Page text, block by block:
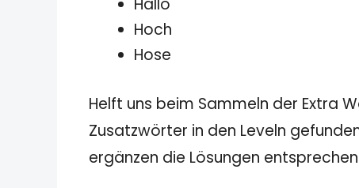
Hallo
Hoch
Hose
Helft uns beim Sammeln der Extra
Zusatzwörter in den Leveln
ergänzen die Lösungen